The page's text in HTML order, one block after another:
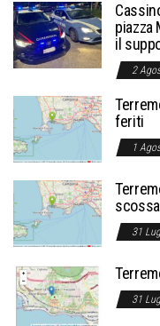
piazza
il
2
feriti
1
31
31